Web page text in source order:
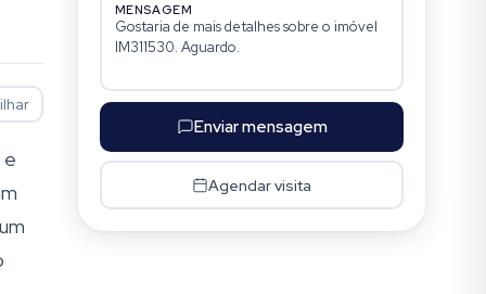
e
MENSAGEM
Enviar mensagem
Agendar visita